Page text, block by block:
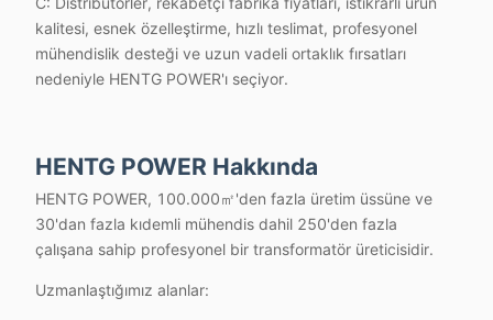
kalitesi, esnek özelleştirme, hızlı teslimat, profesyonel
mühendislik desteği ve uzun vadeli ortaklık fırsatları
nedeniyle HENTG POWER'ı seçiyor.
HENTG POWER Hakkında
HENTG POWER, 100.000㎡'den fazla üretim üssüne ve
30'dan fazla kıdemli mühendis dahil 250'den fazla
çalışana sahip profesyonel bir transformatör üreticisidir.
Uzmanlaştığımız alanlar: